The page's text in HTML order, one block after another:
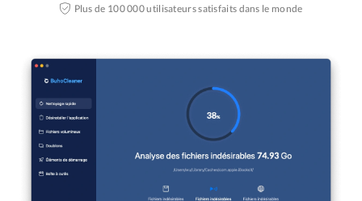
Plus de 100 000 utilisateurs satisfaits dans le monde